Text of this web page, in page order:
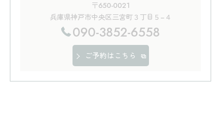
〒650-0021
兵庫県神戸市中央区三宮町３丁目５−４
090-3852-6558
ご予約はこちら